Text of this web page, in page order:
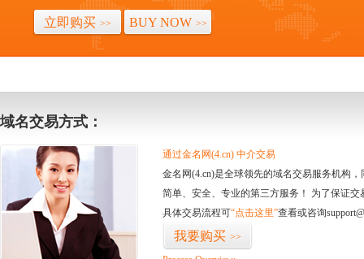
立即购买 >> BUY NOW >>
域名交易方式：
通过金名网(4.cn) 中介交易
金名网(4.cn)是全球领先的域名交易服务机构
简单、安全、专业的第三方服务！ 为了保证
具体交易流程可“点击这里”查看或咨询
我要购买 >>